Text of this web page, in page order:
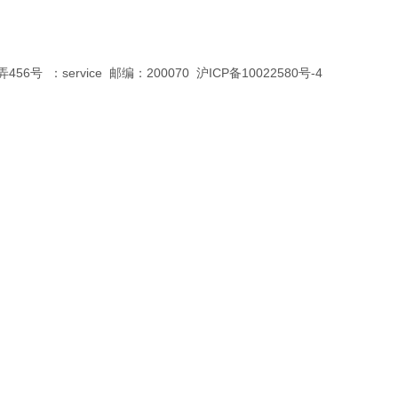
456号 ：service 邮编：200070 沪ICP备10022580号-4